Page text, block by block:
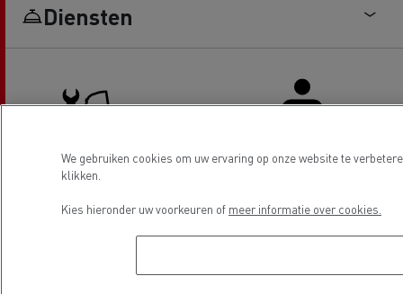
Diensten
We gebruiken cookies om uw ervaring op onze website te
klikken.
Kies hieronder uw voorkeuren of meer informatie over cookies.